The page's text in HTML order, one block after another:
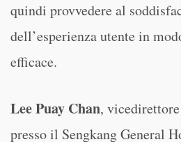
quindi provvedere al
dell’esperienza utente in
efficace.
Lee Puay Chan,
presso il Sengkang General